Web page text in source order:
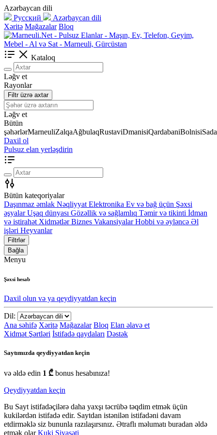
Azərbaycan dili
Русский
Azərbaycan dili
Xəritə Mağazalar Bloq
Kataloq
Ləğv et
Rayonlar
Filtr üzrə axtar
Ləğv et
Bütün
şəhərlərMarneuliZalqaAğbulaqRustaviDmanisiQardabaniBolnisi
Daxil ol
Pulsuz elan yerləşdirin
Bütün kateqoriyalar
Daşınmaz əmlak Nəqliyyat Elektronika Ev və bağ üçün Şəxsi
əşyalar Uşaq dünyası Gözəllik və sağlamlıq Təmir və tikinti İdman
və istirahət Xidmətlər Biznes Vakansiyalar Hobbi və əyləncə Əl
işləri Heyvanlar
Filtrlər
Bağla
Menyu
Şəxsi hesab
Daxil olun və ya qeydiyyatdan keçin
Dil:
Ana səhifə Xəritə Mağazalar Bloq Elan əlavə et
Xidmət Şərtləri İstifadə qaydaları Dəstək
Saytımızda qeydiyyatdan keçin
və əldə edin 1 ₾ bonus hesabınıza!
Qeydiyyatdan keçin
Bu Sayt istifadəçilərə daha yaxşı təcrübə təqdim etmək üçün
kukilərdən istifadə edir. Saytdan istənilən istifadəni davam
etdirməklə siz bununla razılaşırsınız. Ətraflı məlumatı buradan əldə
etmək olarKuki Siyasəti